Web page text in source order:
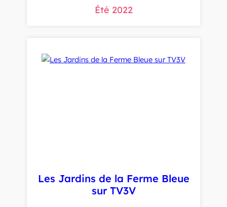
Été 2022
Les Jardins de la Ferme Bleue
sur TV3V